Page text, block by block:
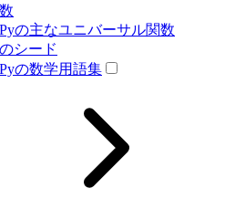
の主なユニバーサル関数
シード
の数学用語集